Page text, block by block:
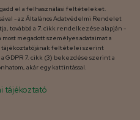
el a felhasználási feltételeket.
- az Általános Adatvédelmi Rendelet
továbbá a 7. cikk rendelkezése alapján -
megadott személyes adataimat a
tájékoztatójának feltételei szerint
GDPR 7. cikk (3) bekezdése szerint a
akár egy kattintással.
tájékoztató